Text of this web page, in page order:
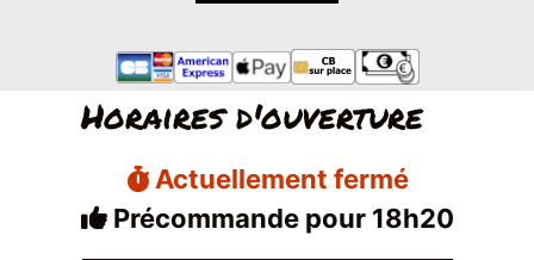
Horaires d'ouverture
Actuellement fermé
Précommande pour 18h20